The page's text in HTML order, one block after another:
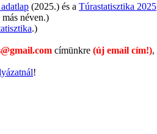
(2025.) és a Túrastatisztika 2025
néven.)
.)
címünkre (új email cím!),
!